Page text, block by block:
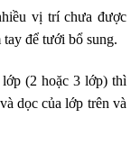
vị trí chưa được
để tưới bổ sung.
(2 hoặc 3 lớp) thì
dọc của lớp trên và